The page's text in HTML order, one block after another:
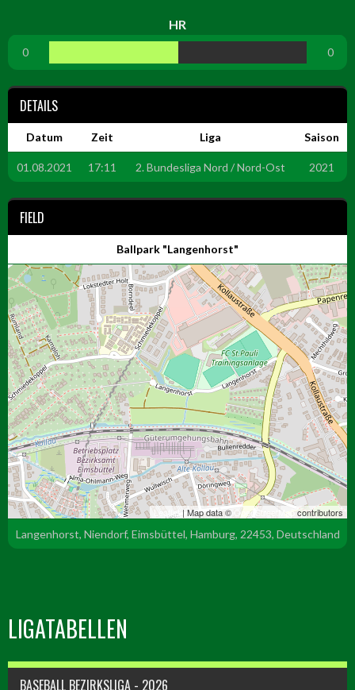
HR
0 0
DETAILS
Datum Zeit Liga Saison
01.08.2021 17:11 2. Bundesliga Nord / Nord-Ost 2021
FIELD
Ballpark "Langenhorst"
Leaflet | Map data © OpenStreetMapcontributors
Langenhorst, Niendorf, Eimsbüttel, Hamburg, 22453, Deutschland
LIGATABELLEN
BASEBALL BEZIRKSLIGA - 2026